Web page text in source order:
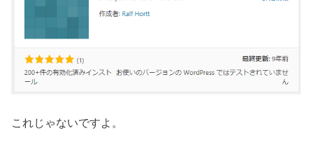
これじゃないですよ。